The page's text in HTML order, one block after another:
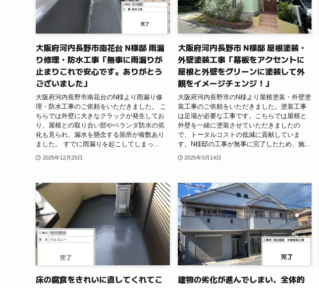
大阪府河内長野市南花台 N様邸 雨漏
り修理・防水工事「無事に雨漏りが
止まりこれで安心です。ありがとう
ございました」
大阪府河内長野市南花台のN様より雨漏り修
理・防水工事のご依頼をいただきました。 こ
ちらでは外壁に大きなクラックが発生してお
り、屋根との取り合い部やベランダ防水の劣
化も見られ、漏水を懸念する箇所が複数あり
ました。 すでに雨漏りを起こしてしまっ...
2025年12月25日
大阪府河内長野市 N様邸 屋根塗装・
外壁塗装工事「幕板をアクセントに
屋根と外壁をグリーンに塗装して外
観をイメージチェンジ！」
大阪府河内長野市のN様より屋根塗装・外壁塗
装工事のご依頼をいただきました。塗装工事
は足場が必要な工事です。こちらでは屋根と
外壁を一緒に塗装させていただきましたの
で、トータルコストの低減に貢献していま
す。N様邸の工事が無事に完了したため、施...
2025年3月14日
床の腐食をきれいに直してくれてこ
建物の劣化が進んでしまい、全体的